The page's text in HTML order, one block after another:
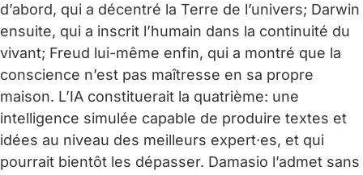
d’abord, qui a décentré la Terre de l’univers; Darwin
ensuite, qui a inscrit l’humain dans la continuité du
vivant; Freud lui-même enfin, qui a montré que la
conscience n’est pas maîtresse en sa propre
maison. L’IA constituerait la quatrième: une
intelligence simulée capable de produire textes et
idées au niveau des meilleurs expert·es, et qui
pourrait bientôt les dépasser. Damasio l’admet sans